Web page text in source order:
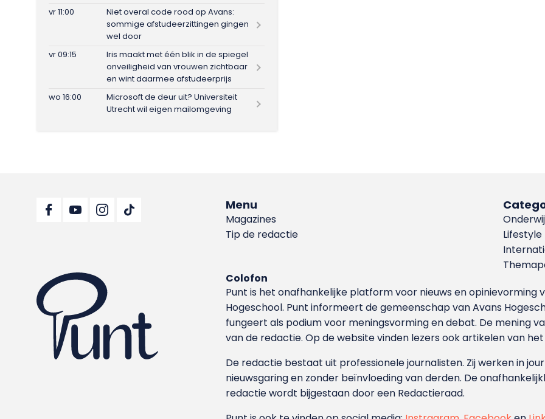
vr 11:00
Niet overal code rood op Avans:
sommige afstudeerzittingen gingen
wel door
vr 09:15
Iris maakt met één blik in de spiegel
onveiligheid van vrouwen zichtbaar
en wint daarmee afstudeerprijs
wo 16:00
Microsoft de deur uit? Universiteit
Utrecht wil eigen mailomgeving
Menu
Magazines
Tip de redactie
Lifestyle
Colofon
Punt is het onafhankelijke platform voor nieuws en
Hoge­school. Punt informeert de gemeenschap van Avans
fungeert als podium voor meningsvorming en debat. De mening
van de redactie. Op de website vinden lezers ook artikelen van
De redactie bestaat uit professionele journalisten. Zij werken in
nieuwsgaring en zonder beïnvloeding van derden. De
redactie wordt bijgestaan door een Redactieraad.